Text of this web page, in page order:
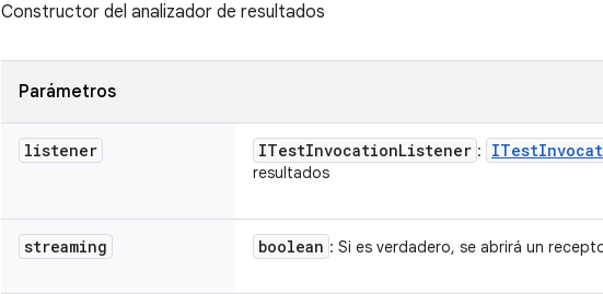
Constructor del analizador de resultados
Parámetros
listener ITestInvocationListener : ITest
resultados
streaming boolean : Si es verdadero, se abrirá un